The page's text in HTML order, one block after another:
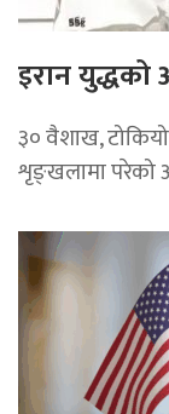
इरान युद्धको
३० वैशाख,
शृङ्खलामा परेको